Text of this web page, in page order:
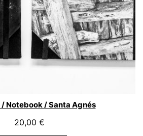
Notebook / Santa Agnés
20,00 €